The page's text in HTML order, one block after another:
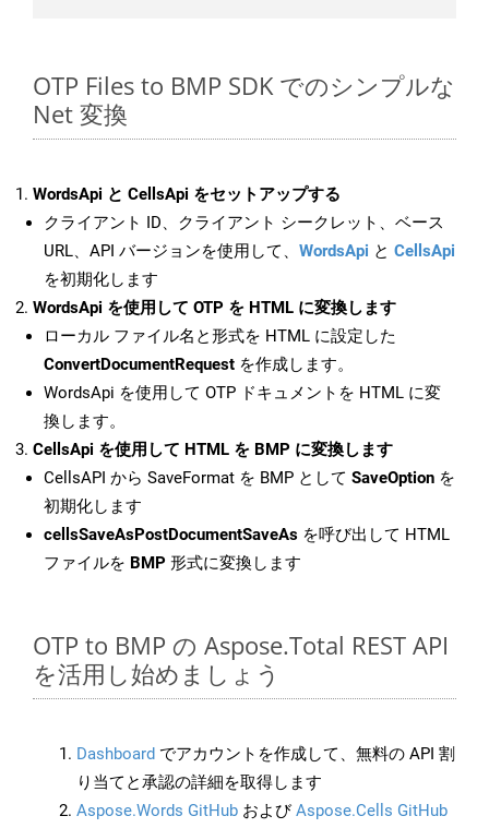
OTP Files to BMP SDK でのシンプルな
Net 変換
WordsApi と CellsApi をセットアップする
クライアント ID、クライアント シークレット、ベース
URL、API バージョンを使用して、 WordsApi と CellsApi
を初期化します
WordsApi を使用して OTP を HTML に変換します
ローカル ファイル名と形式を HTML に設定した
ConvertDocumentRequest を作成します。
WordsApi を使用して OTP ドキュメントを HTML に変
換します。
CellsApi を使用して HTML を BMP に変換します
CellsAPI から SaveFormat を BMP として SaveOption を
初期化します
cellsSaveAsPostDocumentSaveAs を呼び出して HTML
ファイルを BMP 形式に変換します
OTP to BMP の Aspose.Total REST API
を活用し始めましょう
Dashboard でアカウントを作成して、無料の API 割
り当てと承認の詳細を取得します
Aspose.Words GitHub およびAspose.Cells GitHub